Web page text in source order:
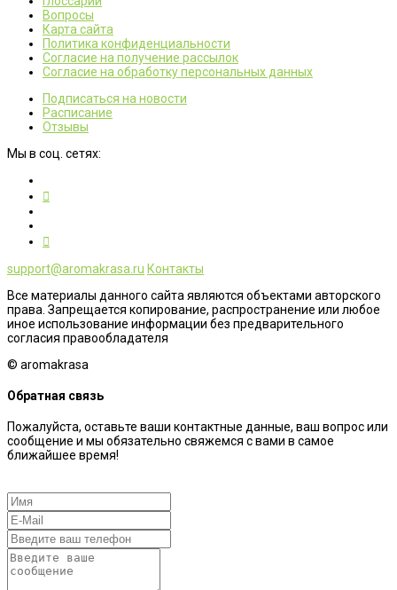
Вопросы
Карта сайта
Политика конфиденциальности
Согласие на получение рассылок
Согласие на обработку персональных данных
Подписаться на новости
Расписание
Отзывы
Мы в соц. сетях:
support@aromakrasa.ru Контакты
Все материалы данного сайта являются объектами авторского
права. Запрещается копирование, распространение или любое
иное использование информации без предварительного
согласия правообладателя
© aromakrasa
Обратная связь
Пожалуйста, оставьте ваши контактные данные, ваш вопрос или
сообщение и мы обязательно свяжемся с вами в самое
ближайшее время!